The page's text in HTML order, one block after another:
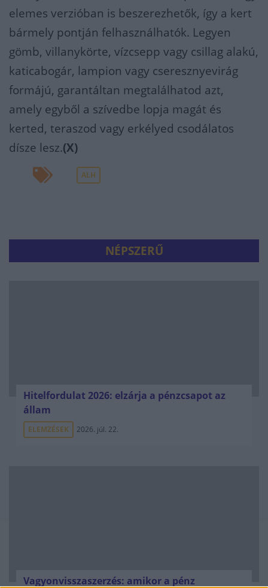
elemes verzióban is beszerezhetők, így a kert
bármely pontján felhasználhatók. Legyen
gömb, villanykörte, vízcsepp vagy csillag alakú,
katicabogár, lampion vagy cseresznyevirág
formájú, garantáltan megtalálhatod azt,
amely egyből a szívedbe lopja magát és
kerted, teraszod vagy erkélyed csodálatos
dísze lesz.(X)
ALH
NÉPSZERŰ
Hitelfordulat 2026: elzárja a pénzcsapot az
állam
ELEMZÉSEK 2026. júl. 22.
Vagyonvisszaszerzés: amikor a pénz